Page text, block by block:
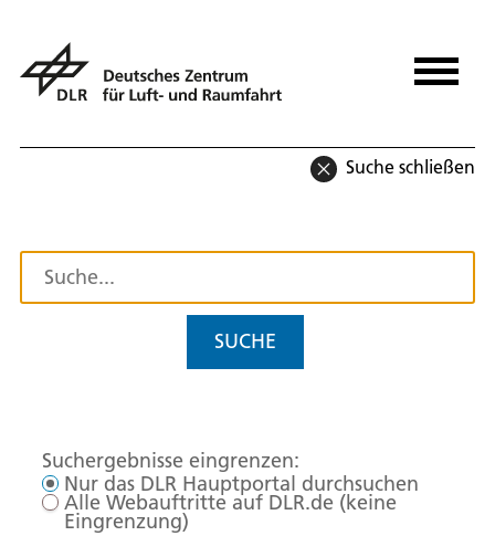
Suche schließen
SUCHE
Suchergebnisse eingrenzen:
Nur das DLR Hauptportal durchsuchen
Alle Webauftritte auf DLR.de (keine
Eingrenzung)